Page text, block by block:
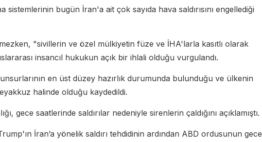
sistemlerinin bugün İran'a ait çok sayıda hava saldırısını engellediği
"sivillerin ve özel mülkiyetin füze ve İHA'larla kasıtlı olarak
insancıl hukukun açık bir ihlali olduğu vurgulandı.
en üst düzey hazırlık durumunda bulunduğu ve ülkenin
halinde olduğu kaydedildi.
gece saatlerinde saldırılar nedeniyle sirenlerin çaldığını açıklamıştı.
İran’a yönelik saldırı tehdidinin ardından ABD ordusunun gece